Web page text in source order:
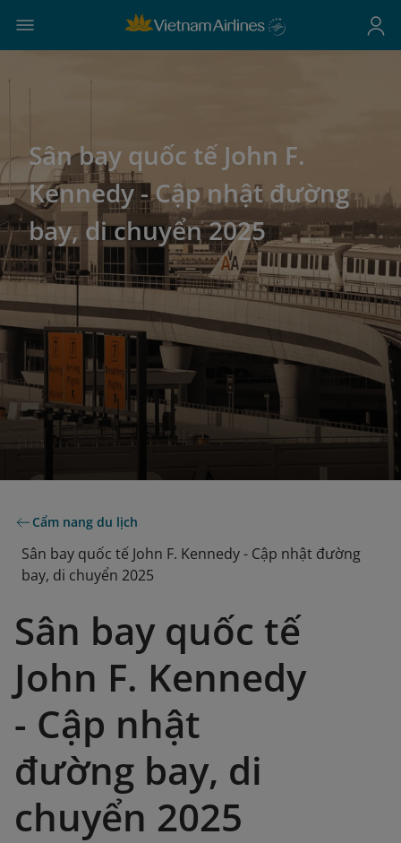
Sân bay quốc tế John F.
Kennedy - Cập nhật đường
bay, di chuyển 2025
Cẩm nang du lịch
Sân bay quốc tế John F. Kennedy - Cập nhật đường
bay, di chuyển 2025
Sân bay quốc tế
John F. Kennedy
- Cập nhật
đường bay, di
chuyển 2025